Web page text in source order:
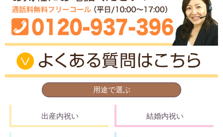
用途で選ぶ
出産内祝い 結婚内祝い